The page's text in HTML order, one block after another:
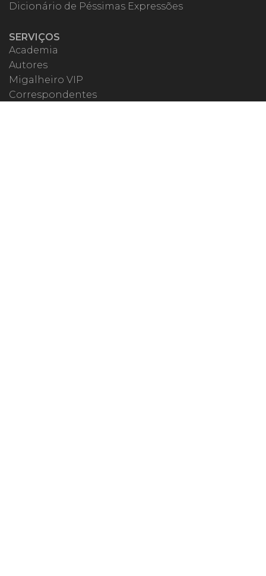
Dicionário de Péssimas Expressões
SERVIÇOS
Academia
Autores
Migalheiro VIP
Correspondentes